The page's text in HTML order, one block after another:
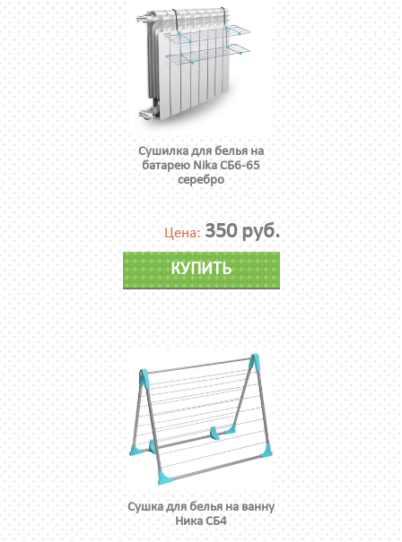
Сушилка для белья на
батарею Nika СБ6-65
серебро
Цена: 350 руб.
КУПИТЬ
Сушка для белья на ванну
Ника СБ4